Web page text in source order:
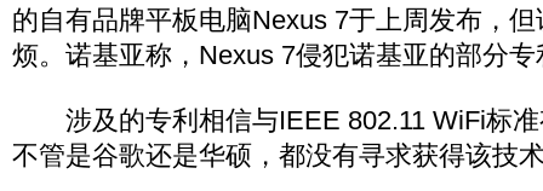
的自有品牌平板电脑Nexus 7于上周发布，
烦。诺基亚称，Nexus 7侵犯诺基亚的部分专
涉及的专利相信与IEEE 802.11 WiFi标准
不管是谷歌还是华硕，都没有寻求获得该技